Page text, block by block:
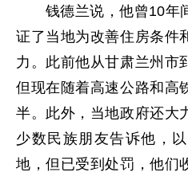
钱德兰说，他曾10年
证了当地为改善住房条件
力。此前他从甘肃兰州市
但现在随着高速公路和高
半。此外，当地政府还大
少数民族朋友告诉他，
地，但已受到处罚，他们